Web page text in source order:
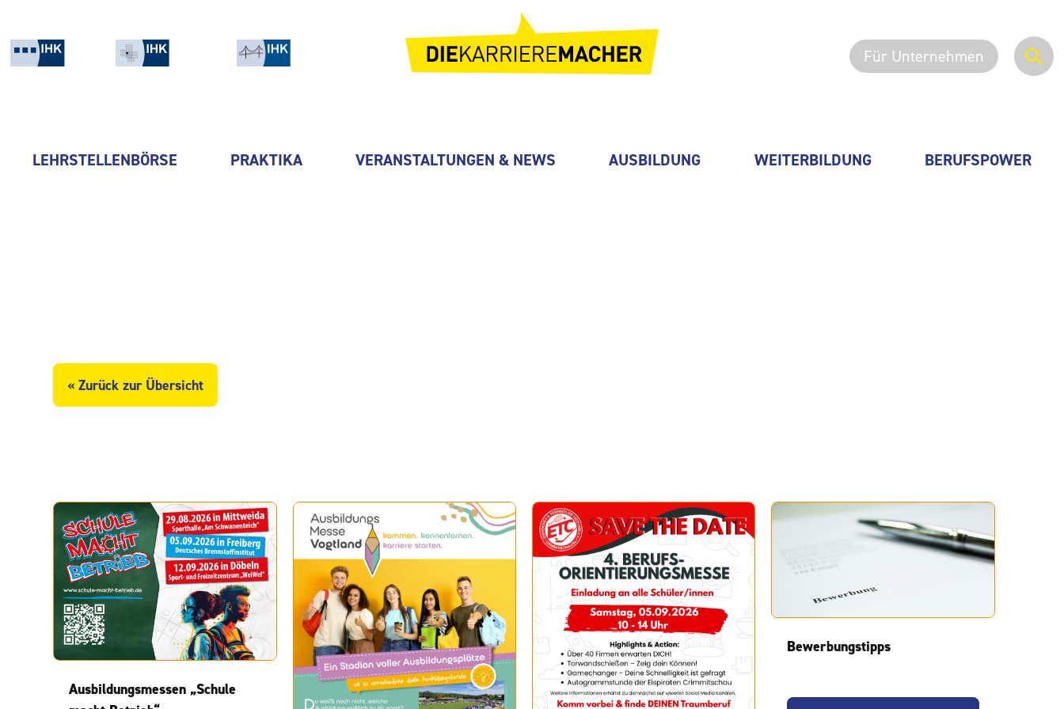
Für Unternehmen
LEHRSTELLENBÖRSE PRAKTIKA VERANSTALTUNGEN & NEWS AUSBILDUNG WEITERBILDUNG BERUFSPOWER
« Zurück zur Übersicht
Ausbildungsmessen „Schule
Bewerbungstipps